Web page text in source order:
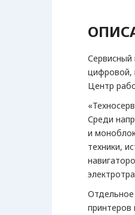
цифровой,
Центр
Среди
и
техники,
Отдельное
принтеров